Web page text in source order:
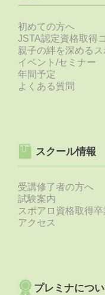
初めての方へ
JSTA認定資格取得
親子の絆を深める
イベント/セミナー
年間予定
よくある質問
スクール情報
受講修了者の方へ
試験案内
スポアロ資格取得
アクセス
プレミナにつ